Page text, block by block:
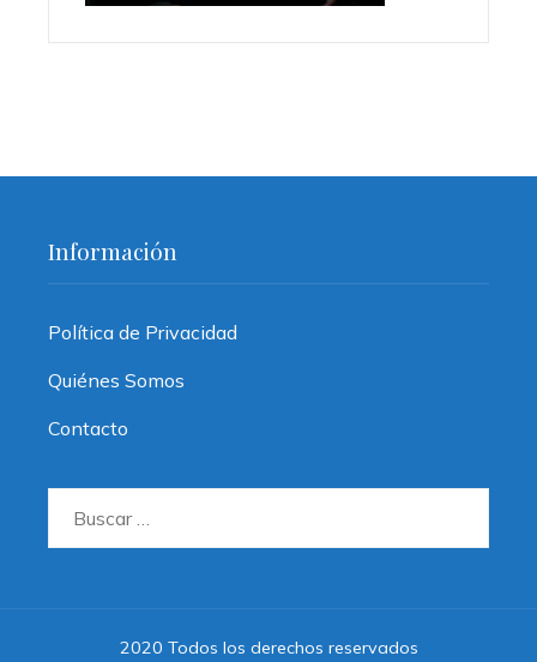
Información
Política de Privacidad
Quiénes Somos
Contacto
2020 Todos los derechos reservados